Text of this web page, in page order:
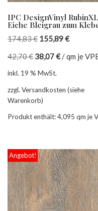
IPC DesignVinyl RubinXL
Eiche Bleigrau zum
174,83€ 155,89€
42,70€ 38,07€/qm je
inkl. 19 % MwSt.
zzgl. Versandkosten (siehe
Warenkorb)
Produkt enthält: 4,095 qm je
Angebot!